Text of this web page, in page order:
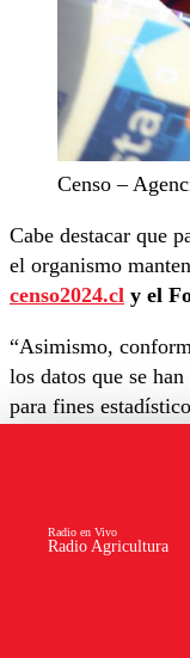
Censo –
Cabe destacar que
el organismo
censo2024.cl y el
“Asimismo,
los datos que se
para fines
instituciones y, por
tendrán ningún
Radio Agricultura
Radio en Vivo